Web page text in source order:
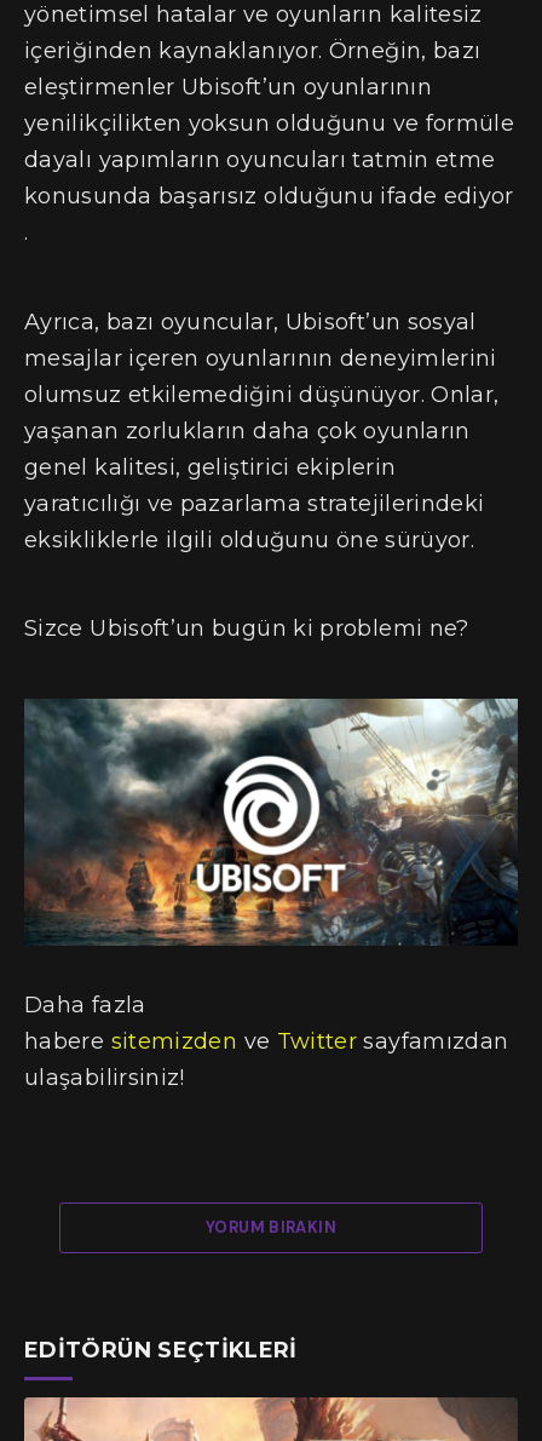
yönetimsel hatalar ve oyunların kalitesiz
içeriğinden kaynaklanıyor. Örneğin, bazı
eleştirmenler Ubisoft’un oyunlarının
yenilikçilikten yoksun olduğunu ve formüle
dayalı yapımların oyuncuları tatmin etme
konusunda başarısız olduğunu ifade ediyor​
.
Ayrıca, bazı oyuncular, Ubisoft’un sosyal
mesajlar içeren oyunlarının deneyimlerini
olumsuz etkilemediğini düşünüyor. Onlar,
yaşanan zorlukların daha çok oyunların
genel kalitesi, geliştirici ekiplerin
yaratıcılığı ve pazarlama stratejilerindeki
eksikliklerle ilgili olduğunu öne sürüyor​.
Sizce Ubisoft’un bugün ki problemi ne?
Daha fazla
habere sitemizden ve Twittersayfamızdan
ulaşabilirsiniz!
YORUM BIRAKIN
EDITÖRÜN SEÇTIKLERI